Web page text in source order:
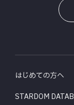
はじめての方へ
STARDOM